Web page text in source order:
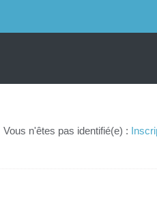
Vous n'êtes pas identifié(e) :